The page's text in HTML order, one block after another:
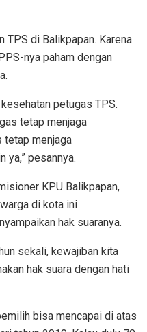
TPS di Balikpapan. Karena
nya paham dengan
petugas TPS.
tetap menjaga
tetap menjaga
ya,” pesannya.
KPU Balikpapan,
di kota ini
hak suaranya.
sekali, kewajiban kita
hak suara dengan hati
bisa mencapai di atas